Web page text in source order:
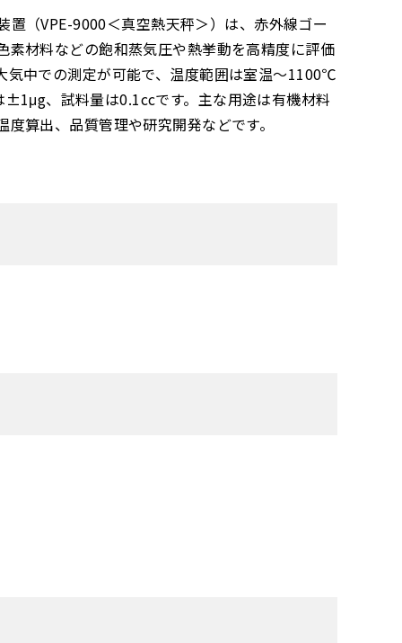
（VPE-9000＜真空熱天秤＞）は、赤外線ゴー
素材料などの飽和蒸気圧や熱挙動を高精度に評価
気中での測定が可能で、温度範囲は室温～1100℃
、試料量は0.1ccです。主な用途は有機材料
算出、品質管理や研究開発などです。